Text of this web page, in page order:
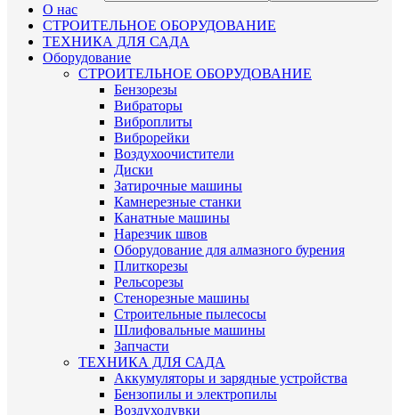
О нас
СТРОИТЕЛЬНОЕ ОБОРУДОВАНИЕ
ТЕХНИКА ДЛЯ САДА
Оборудование
СТРОИТЕЛЬНОЕ ОБОРУДОВАНИЕ
Бензорезы
Вибраторы
Виброплиты
Виброрейки
Воздухоочистители
Диски
Затирочные машины
Камнерезные станки
Канатные машины
Нарезчик швов
Оборудование для алмазного бурения
Плиткорезы
Рельсорезы
Стенорезные машины
Строительные пылесосы
Шлифовальные машины
Запчасти
ТЕХНИКА ДЛЯ САДА
Аккумуляторы и зарядные устройства
Бензопилы и электропилы
Воздуходувки